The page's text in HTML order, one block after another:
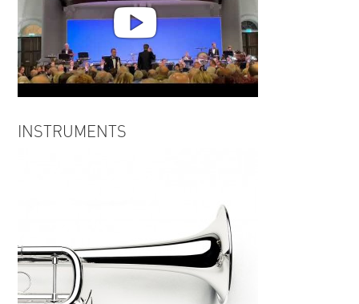
Trumpet - Jeroen Schippers,
INSTRUMENTS